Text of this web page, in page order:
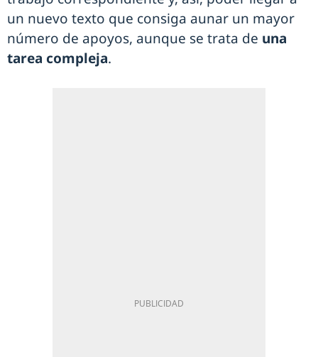
un nuevo texto que consiga aunar un mayor
número de apoyos, aunque se trata de una
tarea compleja.